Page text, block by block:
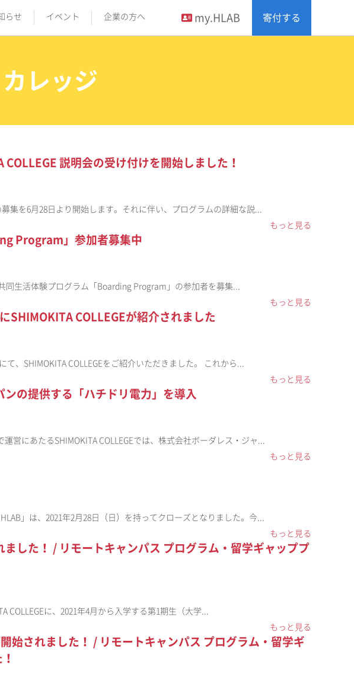
らせ イベント 企業の方へ my.HLAB 寄付する
レッジ
説明会の受け付けを開始しました！
集を6月28日より開始します。それに伴い、プログラムの詳細な説...
もっと見る
Program」参加者募集中
同生活体験プログラム「Boarding Program」の参加者を募集...
もっと見る
SHIMOKITA COLLEGEが紹介されました
、SHIMOKITA COLLEGEをご紹介いただきました。 これから...
もっと見る
の提供する「ハチドリ電力」を導入
営にあたるSHIMOKITA COLLEGEでは、株式会社ボーダレス・ジャ...
もっと見る
」は、2021年2月28日（日）を持ってクローズとなりました。今...
もっと見る
した！ / リモートキャンパス プログラム・留学ギャッププ
COLLEGEに、2021年4月から入学する第1期生（大学...
もっと見る
始されました！ / リモートキャンパス プログラム・留学ギ